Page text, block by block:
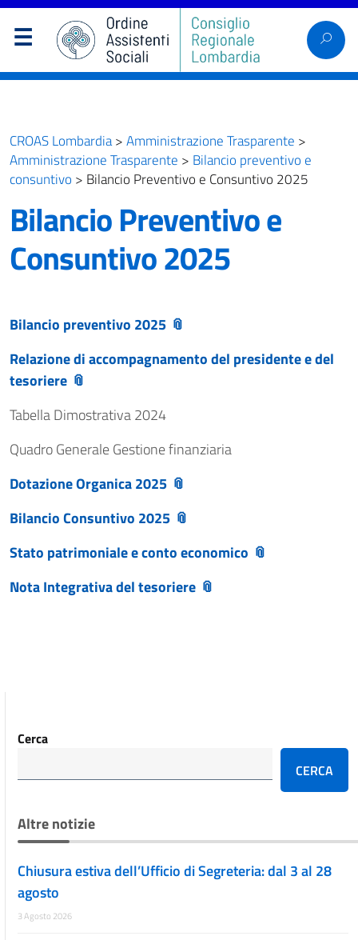
CROAS Lombardia> Amministrazione Trasparente >
Amministrazione Trasparente > Bilancio preventivo e
consuntivo > Bilancio Preventivo e Consuntivo 2025
Bilancio Preventivo e
Consuntivo 2025
Bilancio preventivo 2025
Relazione di accompagnamento del presidente e del
tesoriere
Tabella Dimostrativa 2024
Quadro Generale Gestione finanziaria
Dotazione Organica 2025
Bilancio Consuntivo 2025
Stato patrimoniale e conto economico
Nota Integrativa del tesoriere
Cerca
CERCA
Altre notizie
Chiusura estiva dell’Ufficio di Segreteria: dal 3 al 28
agosto
3 Agosto 2026